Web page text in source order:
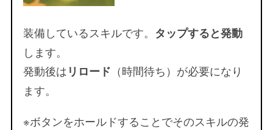
装備しているスキルです。 タップすると発動
します。
発動後はリロード （時間待ち）が必要になり
ます。
※ボタンをホールドすることでそのスキルの発